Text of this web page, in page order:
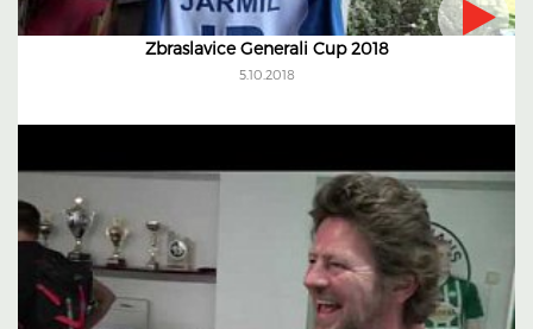
Zbraslavice Generali Cup 2018
5.10.2018